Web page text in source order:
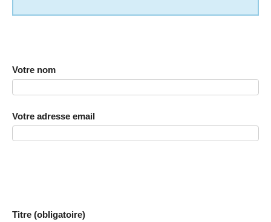
Votre nom
Votre adresse email
Titre (obligatoire)